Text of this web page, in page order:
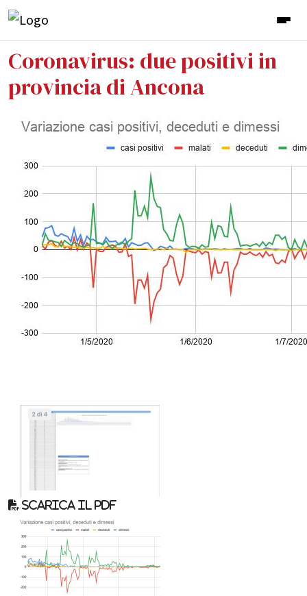
Coronavirus: due positivi in
provincia di Ancona
Scarica il pdf